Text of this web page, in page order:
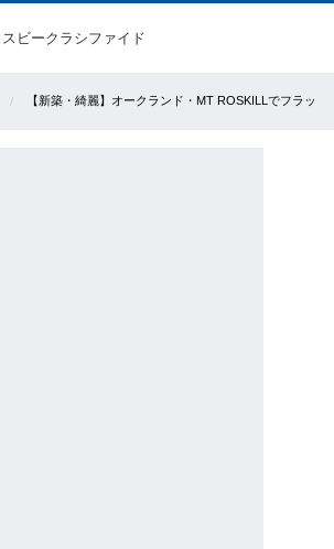
スビークラシファイド
【新築・綺麗】オークランド・MT ROSKILLでフラット